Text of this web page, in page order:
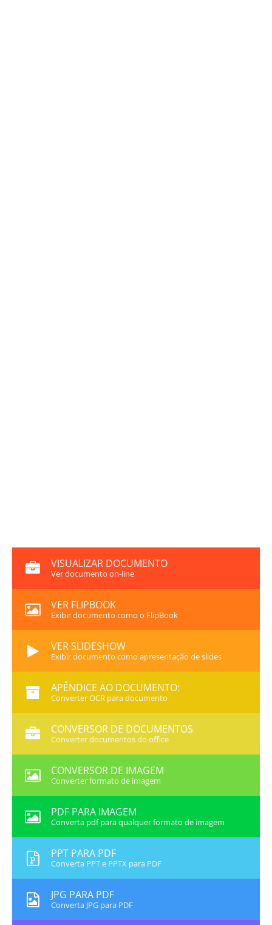
VISUALIZAR DOCUMENTO
Ver documento on-line
VER FLIPBOOK
Exibir documento como o FlipBook
VER SLIDESHOW
Exibir documento como apresentação de slides
APÊNDICE AO DOCUMENTO:
Converter OCR para documento
CONVERSOR DE DOCUMENTOS
Converter documentos do office
CONVERSOR DE IMAGEM
Converter formato de imagem
PDF PARA IMAGEM
Converta pdf para qualquer formato de imagem
PPT PARA PDF
Converta PPT e PPTX para PDF
JPG PARA PDF
Converta JPG para PDF